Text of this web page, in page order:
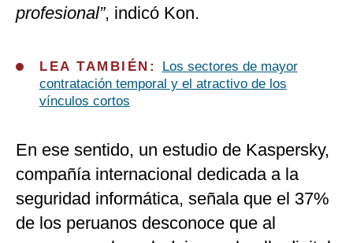
profesional”, indicó Kon.
LEA TAMBIÉN:
Los sectores de mayor
contratación temporal y el atractivo de los
vínculos cortos
En ese sentido, un estudio de Kaspersky,
compañía internacional dedicada a la
seguridad informática, señala que el 37%
de los peruanos desconoce que al